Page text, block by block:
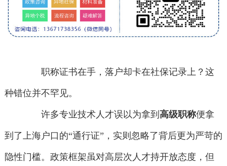
职称证书在手，落户却卡在社保记录上？这
种错位并不罕见。
许多专业技术人才误以为拿到高级职称便拿
到了上海户口的“通行证”，实则忽略了背后更为严苛的
隐性门槛。政策框架虽对高层次人才持开放态度，但